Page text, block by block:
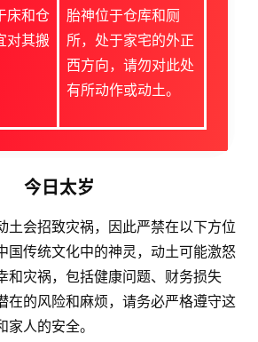
床和仓
对其搬
胎神位于仓库和厕
所，处于家宅的外正
西方向，请勿对此处
有所动作或动土。
今日太岁
土会招致灾祸，因此严禁在以下方位
国传统文化中的神灵，动土可能激怒
和灾祸，包括健康问题、财务损失
在的风险和麻烦，请务必严格遵守这
人的安全。